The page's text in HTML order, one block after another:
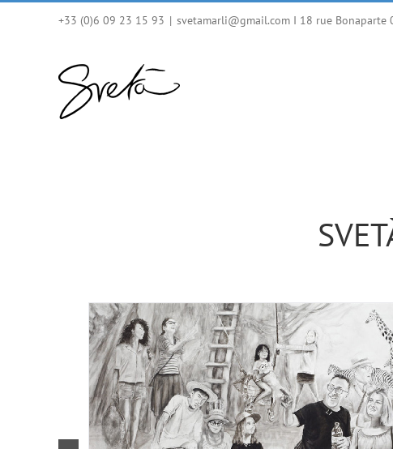
+33 (0)6 09 23 15 93 | svetamarli@gmail.com I 18 rue Bonaparte